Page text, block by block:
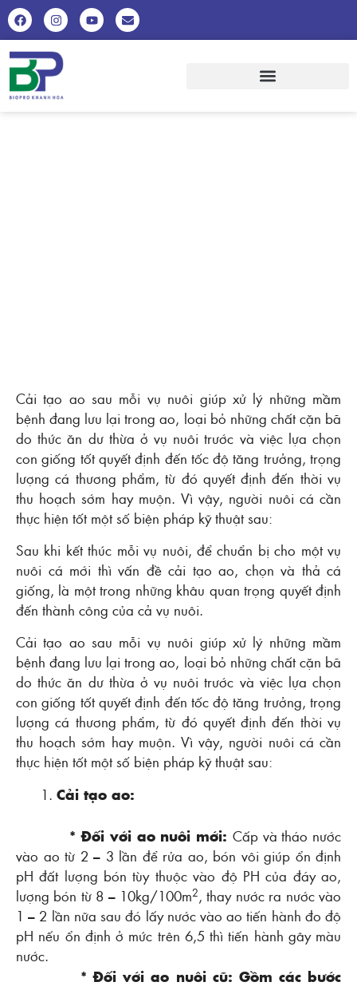
Cải tạo ao sau mỗi vụ nuôi giúp xử lý những mầm
bệnh đang lưu lại trong ao, loại bỏ những chất cặn bã
do thức ăn dư thừa ở vụ nuôi trước và việc lựa chọn
con giống tốt quyết định đến tốc độ tăng trưởng, trọng
lượng cá thương phẩm, từ đó quyết định đến thời vụ
thu hoạch sớm hay muộn. Vì vậy, người nuôi cá cần
thực hiện tốt một số biện pháp kỹ thuật sau:
Sau khi kết thúc mỗi vụ nuôi, để chuẩn bị cho một vụ
nuôi cá mới thì vấn đề cải tạo ao, chọn và thả cá
giống, là một trong những khâu quan trọng quyết định
đến thành công của cả vụ nuôi.
Cải tạo ao sau mỗi vụ nuôi giúp xử lý những mầm
bệnh đang lưu lại trong ao, loại bỏ những chất cặn bã
do thức ăn dư thừa ở vụ nuôi trước và việc lựa chọn
con giống tốt quyết định đến tốc độ tăng trưởng, trọng
lượng cá thương phẩm, từ đó quyết định đến thời vụ
thu hoạch sớm hay muộn. Vì vậy, người nuôi cá cần
thực hiện tốt một số biện pháp kỹ thuật sau:
Cải tạo ao:
* Đối với ao nuôi mới: Cấp và tháo nước
vào ao từ 2 – 3 lần để rửa ao, bón vôi giúp ổn định
pH đất lượng bón tùy thuộc vào độ PH của đáy ao,
lượng bón từ 8 – 10kg/100m2, thay nước ra nước vào
1 – 2 lần nữa sau đó lấy nước vào ao tiến hành đo độ
pH nếu ổn định ở mức trên 6,5 thì tiến hành gây màu
nước.
* Đối với ao nuôi cũ: Gồm các bước